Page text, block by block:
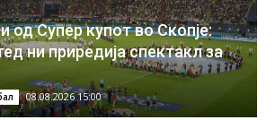
од Супер купот во Скопје:
ни приредија спектакл за
08.08.2026 15:00